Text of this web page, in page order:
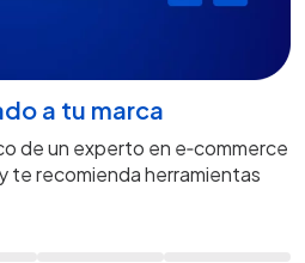
a tu marca
de un experto en e‑commerce
te recomienda herramientas